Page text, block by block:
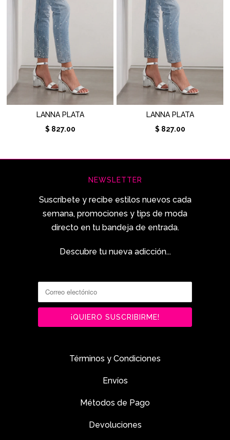
LANNA PLATA
$ 827.00
LANNA PLATA
$ 827.00
NEWSLETTER
Suscríbete y recibe estilos nuevos cada
semana, promociones y tips de moda
directo en tu bandeja de entrada.
Descubre tu nueva adicción...
Términos y Condiciones
Envíos
Métodos de Pago
Devoluciones